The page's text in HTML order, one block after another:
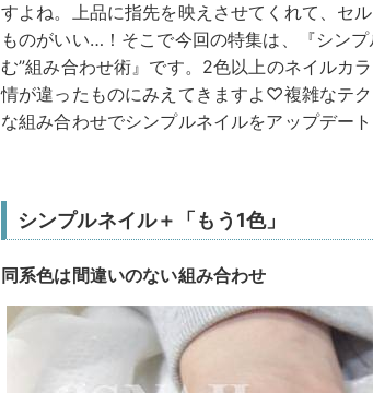
すよね。上品に指先を映えさせてくれて、セ
ものがいい…！そこで今回の特集は、『シン
む”組み合わせ術』です。2色以上のネイルカ
情が違ったものにみえてきますよ♡複雑なテ
な組み合わせでシンプルネイルをアップデート
シンプルネイル＋「もう1色」
同系色は間違いのない組み合わせ